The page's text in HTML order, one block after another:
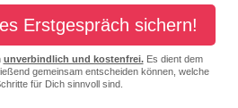
Erstgespräch sichern!
unverbindlich und kostenfrei.Es dient dem
gemeinsam entscheiden können, welche
für Dich sinnvoll sind.